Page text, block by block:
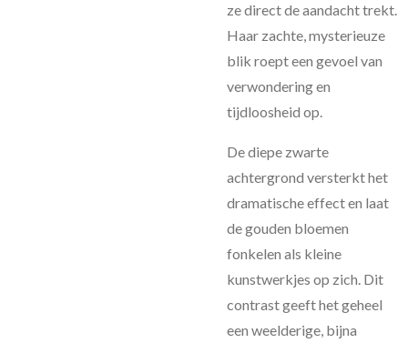
ze direct de aandacht trekt.
Haar zachte, mysterieuze
blik roept een gevoel van
verwondering en
tijdloosheid op.
De diepe zwarte
achtergrond versterkt het
dramatische effect en laat
de gouden bloemen
fonkelen als kleine
kunstwerkjes op zich. Dit
contrast geeft het geheel
een weelderige, bijna